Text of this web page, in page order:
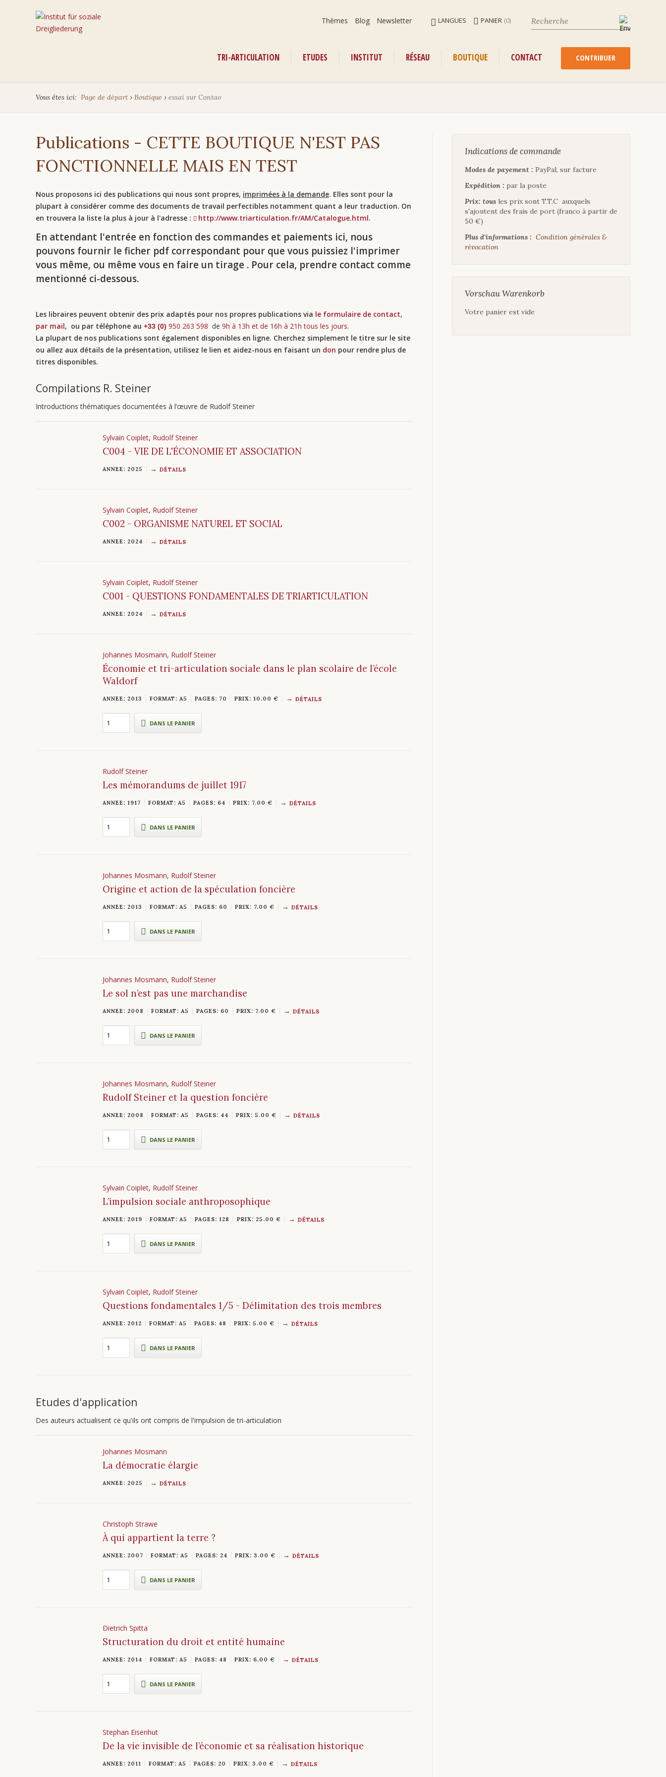
AU
LANGUES PANIER (0)
au
Thèmes Blog Newsletter
AllerTRI-ARTICULATION ETUDES INSTITUT RÉSEAU BOUTIQUE CONTACT
ALLER
CONTRIBUER
Vous êtes ici: Page de départ › Boutique › essai sur Contao
Publications - CETTE BOUTIQUE N'EST PAS
FONCTIONNELLE MAIS EN TEST
Nous proposons ici des publications qui nous sont propres, imprimées à la demande. Elles sont pour la
plupart à considérer comme des documents de travail perfectibles notamment quant a leur traduction. On
en trouvera la liste la plus à jour à l'adresse :
http://www.triarticulation.fr/AM/Catalogue.html.
En attendant l'entrée en fonction des commandes et paiements ici, nous
pouvons fournir le ficher pdf correspondant pour que vous puissiez l'imprimer
vous même, ou même vous en faire un tirage . Pour cela, prendre contact comme
mentionné ci-dessous.
Les libraires peuvent obtenir des prix adaptés pour nos propres publications via le formulaire de contact,
par mail, ou par téléphone au +33 (0) 950 263 598 de 9h à 13h et de 16h à 21h tous les jours.
La plupart de nos publications sont également disponibles en ligne. Cherchez simplement le titre sur le site
ou allez aux détails de la présentation, utilisez le lien et aidez-nous en faisant un don pour rendre plus de
titres disponibles.
Compilations R. Steiner
Introductions thématiques documentées à l’œuvre de Rudolf Steiner
Sylvain Coiplet, Rudolf Steiner
C004 - VIE DE L'ÉCONOMIE ET ASSOCIATION
ANNEE: 2025 DÉTAILS
Sylvain Coiplet, Rudolf Steiner
C002 - ORGANISME NATUREL ET SOCIAL
ANNEE: 2024 DÉTAILS
Sylvain Coiplet, Rudolf Steiner
C001 - QUESTIONS FONDAMENTALES DE TRIARTICULATION
ANNEE: 2024 DÉTAILS
Johannes Mosmann, Rudolf Steiner
Économie et tri-articulation sociale dans le plan scolaire de l’école
Waldorf
ANNEE: 2013 FORMAT: A5 PAGES: 70 PRIX: 10.00 € DÉTAILS
DANS LE PANIER
Rudolf Steiner
Les mémorandums de juillet 1917
ANNEE: 1917 FORMAT: A5 PAGES: 64 PRIX: 7.00 € DÉTAILS
DANS LE PANIER
Johannes Mosmann, Rudolf Steiner
Origine et action de la spéculation foncière
ANNEE: 2013 FORMAT: A5 PAGES: 60 PRIX: 7.00 € DÉTAILS
DANS LE PANIER
Johannes Mosmann, Rudolf Steiner
Le sol n’est pas une marchandise
ANNEE: 2008 FORMAT: A5 PAGES: 60 PRIX: 7.00 € DÉTAILS
DANS LE PANIER
Johannes Mosmann, Rudolf Steiner
Rudolf Steiner et la question foncière
ANNEE: 2008 FORMAT: A5 PAGES: 44 PRIX: 5.00 € DÉTAILS
DANS LE PANIER
Sylvain Coiplet, Rudolf Steiner
L’impulsion sociale anthroposophique
ANNEE: 2019 FORMAT: A5 PAGES: 128 PRIX: 25.00 € DÉTAILS
DANS LE PANIER
Sylvain Coiplet, Rudolf Steiner
Questions fondamentales 1/5 - Délimitation des trois membres
ANNEE: 2012 FORMAT: A5 PAGES: 48 PRIX: 5.00 € DÉTAILS
DANS LE PANIER
Etudes d'application
Des auteurs actualisent ce qu'ils ont compris de l'impulsion de tri-articulation
Johannes Mosmann
La démocratie élargie
ANNEE: 2025 DÉTAILS
Christoph Strawe
À qui appartient la terre ?
ANNEE: 2007 FORMAT: A5 PAGES: 24 PRIX: 3.00 € DÉTAILS
DANS LE PANIER
Dietrich Spitta
Structuration du droit et entité humaine
ANNEE: 2014 FORMAT: A5 PAGES: 48 PRIX: 6.00 € DÉTAILS
DANS LE PANIER
Stephan Eisenhut
De la vie invisible de l’économie et sa réalisation historique
ANNEE: 2011 FORMAT: A5 PAGES: 20 PRIX: 3.00 € DÉTAILS
Indications de commande
Modes de payement : PayPal, sur facture
Expédition : par la poste
Prix: tous les prix sont T.T.C auxquels
s'ajoutent des frais de port (franco à partir de
50 €)
Plus d'informations : Condition générales &
révocation
Vorschau Warenkorb
Votre panier est vide